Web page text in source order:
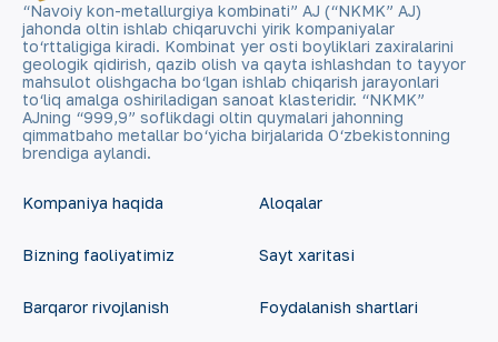
“Navoiy kon-metallurgiya kombinati” AJ (“NKMK” AJ)
jahonda oltin ishlab chiqaruvchi yirik kompaniyalar
to‘rttaligiga kiradi. Kombinat yer osti boyliklari zaxiralarini
geologik qidirish, qazib olish va qayta ishlashdan to tayyor
mahsulot olishgacha bo‘lgan ishlab chiqarish jarayonlari
to‘liq amalga oshiriladigan sanoat klasteridir. “NKMK”
AJning “999,9” soflikdagi oltin quymalari jahonning
qimmatbaho metallar bo‘yicha birjalarida O‘zbekistonning
brendiga aylandi.
Kompaniya haqida
Bizning faoliyatimiz
Barqaror rivojlanish
Aloqalar
Sayt xaritasi
Foydalanish shartlari